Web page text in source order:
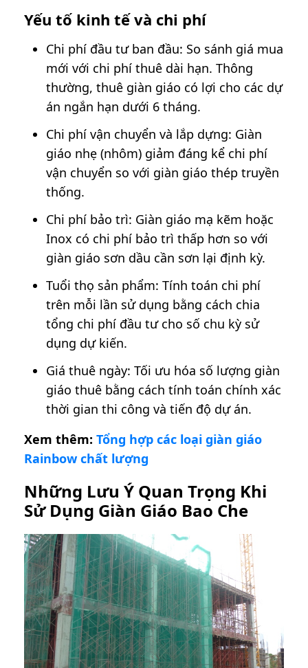
Yếu tố kinh tế và chi phí
Chi phí đầu tư ban đầu: So sánh giá mua
mới với chi phí thuê dài hạn. Thông
thường, thuê giàn giáo có lợi cho các dự
án ngắn hạn dưới 6 tháng.
Chi phí vận chuyển và lắp dựng: Giàn
giáo nhẹ (nhôm) giảm đáng kể chi phí
vận chuyển so với giàn giáo thép truyền
thống.
Chi phí bảo trì: Giàn giáo mạ kẽm hoặc
Inox có chi phí bảo trì thấp hơn so với
giàn giáo sơn dầu cần sơn lại định kỳ.
Tuổi thọ sản phẩm: Tính toán chi phí
trên mỗi lần sử dụng bằng cách chia
tổng chi phí đầu tư cho số chu kỳ sử
dụng dự kiến.
Giá thuê ngày: Tối ưu hóa số lượng giàn
giáo thuê bằng cách tính toán chính xác
thời gian thi công và tiến độ dự án.
Xem thêm: Tổng hợp các loại giàn giáo
Rainbow chất lượng
Những Lưu Ý Quan Trọng Khi
Sử Dụng Giàn Giáo Bao Che